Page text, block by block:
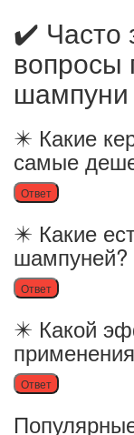
✔️ Часто
вопросы
шампуни
✴️ Какие
самые
Ответ
✴️ Какие
шампуней?
Ответ
✴️ Какой
Ответ